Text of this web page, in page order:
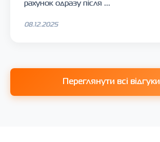
рахунок одразу після ...
08.12.2025
Переглянути всі відгуки